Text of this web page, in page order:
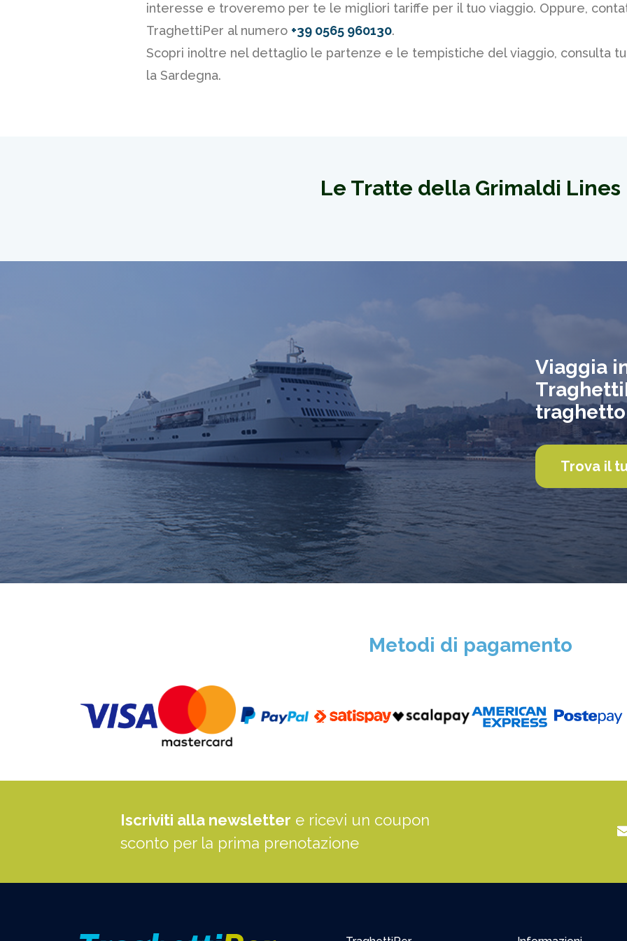
interesse e troveremo per te le migliori tariffe per il tuo viaggio. Oppure,
TraghettiPer al numero +39 0565 960130.
Scopri inoltre nel dettaglio le partenze e le tempistiche del viaggio, consulta
la Sardegna.
Le Tratte della Grimaldi Lines
Scopri
Viaggia
Trova il
Metodi di pagamento
Iscriviti alla newsletter e ricevi un coupon
sconto per la prima prenotazione